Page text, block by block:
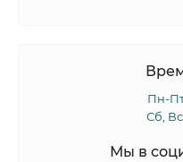
Пн-
Сб,
Мы в